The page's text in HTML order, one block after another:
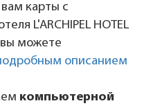
карты с
L'ARCHIPEL HOTEL
вы можете
описанием
компьютерной